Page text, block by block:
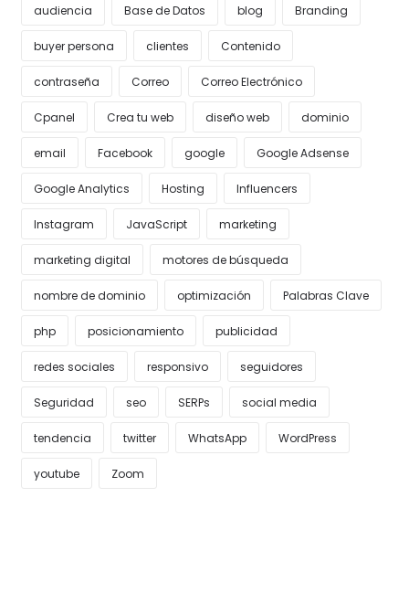
audiencia Base de Datos blog Branding
buyer persona clientes Contenido
contraseña Correo Correo Electrónico
Cpanel Crea tu web diseño web dominio
email Facebook google Google Adsense
Google Analytics Hosting Influencers
Instagram JavaScript marketing
marketing digital motores de búsqueda
nombre de dominio optimización Palabras Clave
php posicionamiento publicidad
redes sociales responsivo seguidores
Seguridad seo SERPs social media
tendencia twitter WhatsApp WordPress
youtube Zoom